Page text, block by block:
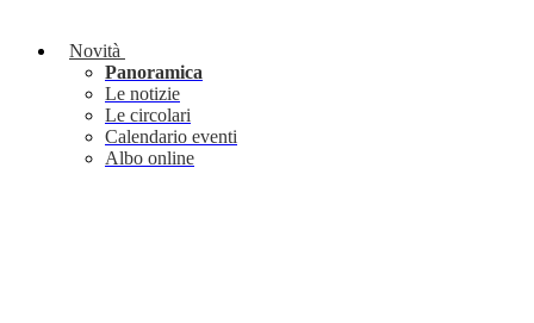
Novità
Panoramica
Le notizie
Le circolari
Calendario eventi
Albo online